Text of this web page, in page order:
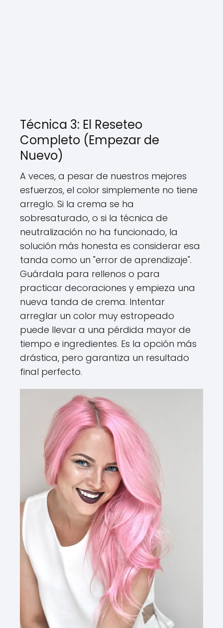
Técnica 3: El Reseteo
Completo (Empezar de
Nuevo)
A veces, a pesar de nuestros mejores
esfuerzos, el color simplemente no tiene
arreglo. Si la crema se ha
sobresaturado, o si la técnica de
neutralización no ha funcionado, la
solución más honesta es considerar esa
tanda como un "error de aprendizaje".
Guárdala para rellenos o para
practicar decoraciones y empieza una
nueva tanda de crema. Intentar
arreglar un color muy estropeado
puede llevar a una pérdida mayor de
tiempo e ingredientes. Es la opción más
drástica, pero garantiza un resultado
final perfecto.